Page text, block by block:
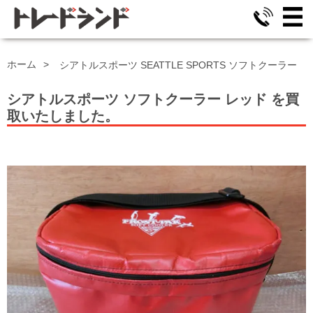
ホーム シアトルスポーツ SEATTLE SPORTS ソフトクーラー
シアトルスポーツ ソフトクーラー レッド を買
取いたしました。